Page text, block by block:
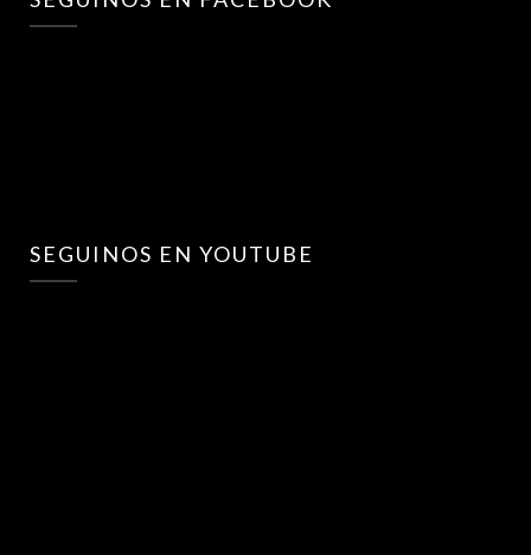
SEGUINOS EN YOUTUBE